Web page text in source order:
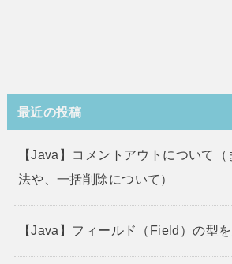
最近の投稿
【Java】コメントアウトについて
法や、一括削除について）
【Java】フィールド（Field）の型